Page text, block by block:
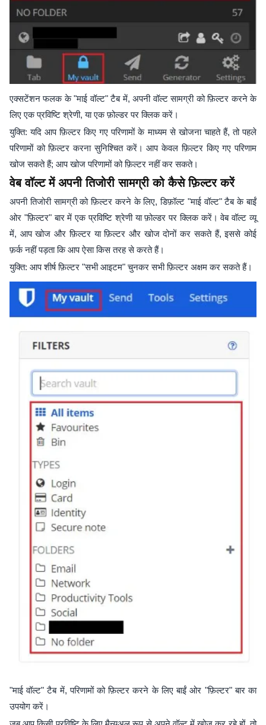
एक्सटेंशन फलक के "माई वॉल्ट" टैब में, अपनी वॉल्ट सामग्री को फ़िल्टर करने के
लिए एक प्रविष्टि श्रेणी, या एक फ़ोल्डर पर क्लिक करें।
युक्ति: यदि आप फ़िल्टर किए गए परिणामों के माध्यम से खोजना चाहते हैं, तो पहले
परिणामों को फ़िल्टर करना सुनिश्चित करें। आप केवल फ़िल्टर किए गए परिणाम
खोज सकते हैं; आप खोज परिणामों को फ़िल्टर नहीं कर सकते।
वेब वॉल्ट में अपनी तिजोरी सामग्री को कैसे फ़िल्टर करें
अपनी तिजोरी सामग्री को फ़िल्टर करने के लिए, डिफ़ॉल्ट "माई वॉल्ट" टैब के बाईं
ओर "फ़िल्टर" बार में एक प्रविष्टि श्रेणी या फ़ोल्डर पर क्लिक करें। वेब वॉल्ट व्यू
में, आप खोज और फ़िल्टर या फ़िल्टर और खोज दोनों कर सकते हैं, इससे कोई
फ़र्क नहीं पड़ता कि आप ऐसा किस तरह से करते हैं।
युक्ति: आप शीर्ष फ़िल्टर "सभी आइटम" चुनकर सभी फ़िल्टर अक्षम कर सकते हैं।
"माई वॉल्ट" टैब में, परिणामों को फ़िल्टर करने के लिए बाईं ओर "फ़िल्टर" बार का
उपयोग करें।